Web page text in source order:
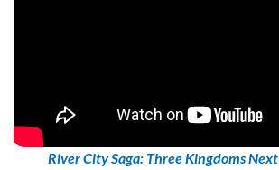
River City Saga: Three Kingdoms Next